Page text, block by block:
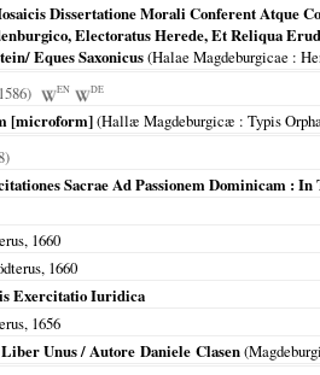
Dissertatione Morali Conferent Atque
Electoratus Herede, Et Reliqua
Eques Saxonicus(Halae Magdeburgicae :
EN DE
[microform](Hallæ Magdeburgicæ : Typis
Sacrae Ad Passionem Dominicam :
1660
1660
Exercitatio Iuridica
1656
Unus / Autore Daniele Clasen(Magdeburgi